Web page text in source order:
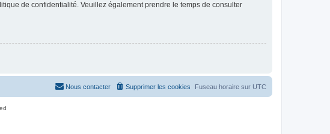
de confidentialité. Veuillez également prendre le temps de consulter
Fuseau horaire sur UTC
Supprimer les cookies
Nous contacter